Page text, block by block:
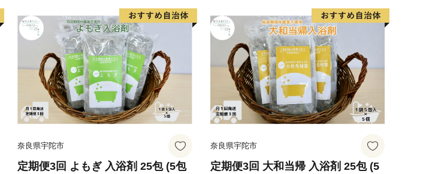
善 疲労回復 薬草 ハーブ 奈良県 宇
陀市
れ改善 疲労回復 薬草 ハーブ 奈良県
宇陀市
奈良県宇陀市
定期便3回 よもぎ 入浴剤 25包 (5包
奈良県宇陀市
定期便3回 大和当帰 入浴剤 25包 (5